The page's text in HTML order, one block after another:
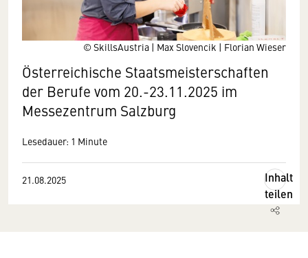
© SkillsAustria | Max Slovencik | Florian Wieser
Österreichische Staatsmeisterschaften
der Berufe vom 20.-23.11.2025 im
Messezentrum Salzburg
Lesedauer: 1 Minute
21.08.2025
Inhalt
teilen